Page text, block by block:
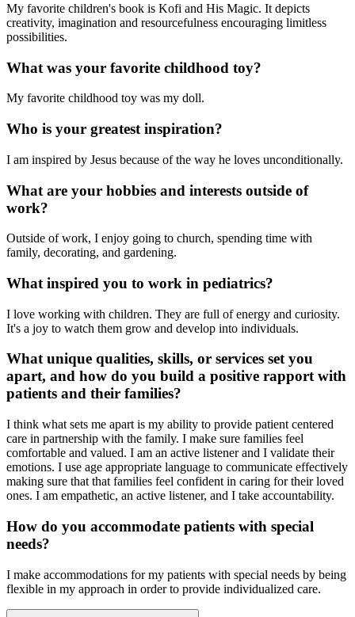
My favorite children's book is Kofi and His Magic. It depicts
creativity, imagination and resourcefulness encouraging limitless
possibilities.
What was your favorite childhood toy?
My favorite childhood toy was my doll.
Who is your greatest inspiration?
I am inspired by Jesus because of the way he loves unconditionally.
What are your hobbies and interests outside of
work?
Outside of work, I enjoy going to church, spending time with
family, decorating, and gardening.
What inspired you to work in pediatrics?
I love working with children. They are full of energy and curiosity.
It's a joy to watch them grow and develop into individuals.
What unique qualities, skills, or services set you
apart, and how do you build a positive rapport with
patients and their families?
I think what sets me apart is my ability to provide patient centered
care in partnership with the family. I make sure families feel
comfortable and valued. I am an active listener and I validate their
emotions. I use age appropriate language to communicate effectively
making sure that that families feel confident in caring for their loved
ones. I am empathetic, an active listener, and I take accountability.
How do you accommodate patients with special
needs?
I make accommodations for my patients with special needs by being
flexible in my approach in order to provide individualized care.